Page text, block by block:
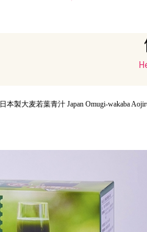
日本製大麦若葉青汁 Japan Omugi-wakaba